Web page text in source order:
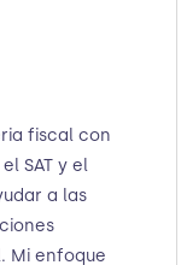
fiscal con
SAT y el
a las
Mi enfoque